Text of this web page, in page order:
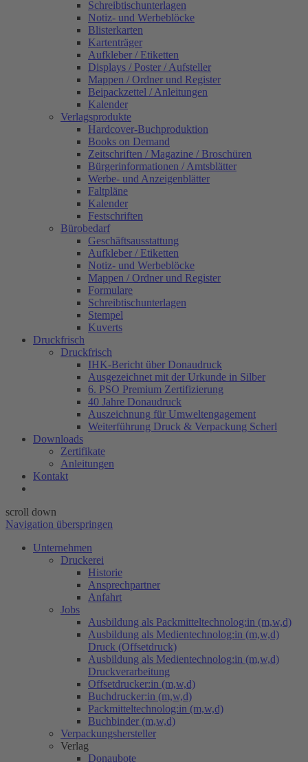
Schreibtischunterlagen
Notiz- und Werbeblöcke
Blisterkarten
Kartenträger
Aufkleber / Etiketten
Displays / Poster / Aufsteller
Mappen / Ordner und Register
Beipackzettel / Anleitungen
Kalender
Verlagsprodukte
Hardcover-Buchproduktion
Books on Demand
Zeitschriften / Magazine / Broschüren
Bürgerinformationen / Amtsblätter
Werbe- und Anzeigenblätter
Faltpläne
Kalender
Festschriften
Bürobedarf
Geschäftsausstattung
Aufkleber / Etiketten
Notiz- und Werbeblöcke
Mappen / Ordner und Register
Formulare
Schreibtischunterlagen
Stempel
Kuverts
Druckfrisch
Druckfrisch
IHK-Bericht über Donaudruck
Ausgezeichnet mit der Urkunde in Silber
6. PSO Premium Zertifizierung
40 Jahre Donaudruck
Auszeichnung für Umweltengagement
Weiterführung Druck & Verpackung Scherl
Downloads
Zertifikate
Anleitungen
Kontakt
scroll down
Navigation überspringen
Unternehmen
Druckerei
Historie
Ansprechpartner
Anfahrt
Jobs
Ausbildung als Packmitteltechnolog:in (m,w,d)
Ausbildung als Medientechnolog:in (m,w,d)
Druck (Offsetdruck)
Ausbildung als Medientechnolog:in (m,w,d)
Druckverarbeitung
Offsetdrucker:in (m,w,d)
Buchdrucker:in (m,w,d)
Packmitteltechnolog:in (m,w,d)
Buchbinder (m,w,d)
Verpackungs​hersteller
Verlag
Donaubote